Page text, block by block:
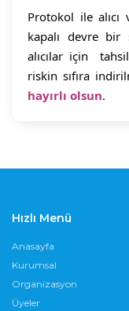
Protokol ile alıcı
kapalı devre bir
alıcılar için
hayırlı olsun.
Hızlı Menü
Anasayfa
Kurumsal
Organizasyon
Üyeler